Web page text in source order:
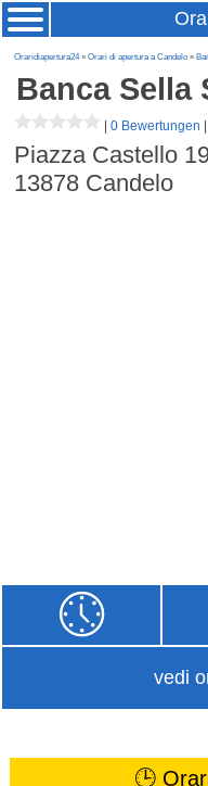
Oraridiapertura24»Orari di apertura a Candelo »
Banca Sella
|0 Bewertungen
Piazza Castello
13878 Candelo
vedi
🕒